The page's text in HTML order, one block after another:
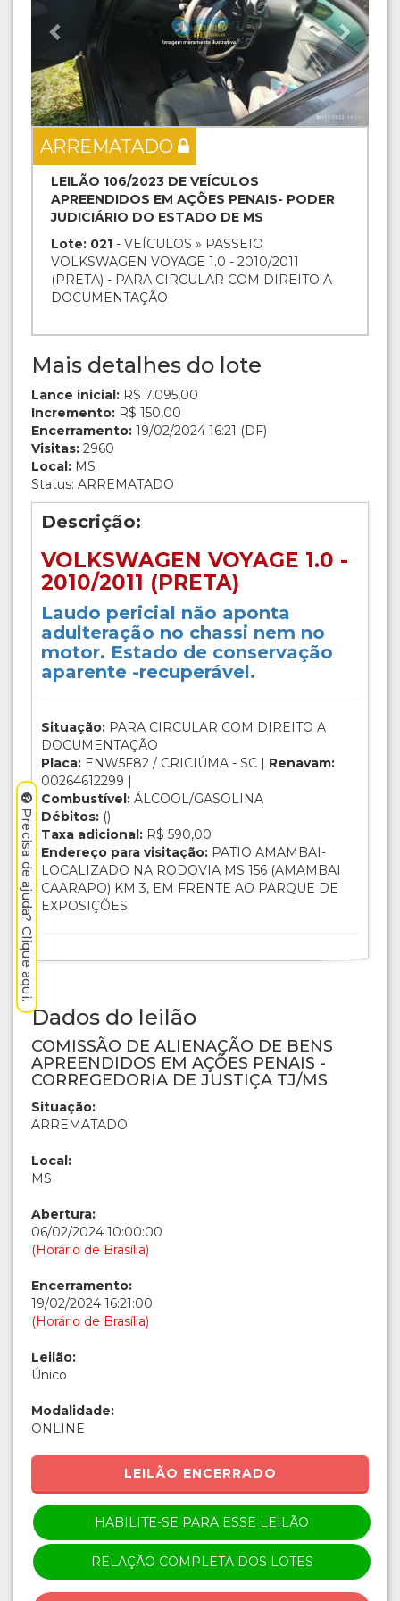
ARREMATADO
LEILÃO 106/2023 DE VEÍCULOS
APREENDIDOS EM AÇÕES PENAIS- PODER
JUDICIÁRIO DO ESTADO DE MS
Lote: 021 - VEÍCULOS » PASSEIO
VOLKSWAGEN VOYAGE 1.0 - 2010/2011
(PRETA) - PARA CIRCULAR COM DIREITO A
DOCUMENTAÇÃO
Mais detalhes do lote
Lance inicial: R$ 7.095,00
Incremento: R$ 150,00
Encerramento: 19/02/2024 16:21 (DF)
Visitas: 2960
Local: MS
Status: ARREMATADO
Descrição:
VOLKSWAGEN VOYAGE 1.0 -
2010/2011 (PRETA)
Laudo pericial não aponta
adulteração no chassi nem no
motor. Estado de conservação
aparente -recuperável.
Situação: PARA CIRCULAR COM DIREITO A
DOCUMENTAÇÃO
Placa: ENW5F82 / CRICIÚMA - SC | Renavam:
00264612299 |
Combustível: ÁLCOOL/GASOLINA
Débitos: ()
Taxa adicional: R$ 590,00
Endereço para visitação: PATIO AMAMBAI-
LOCALIZADO NA RODOVIA MS 156 (AMAMBAI
CAARAPO) KM 3, EM FRENTE AO PARQUE DE
EXPOSIÇÕES
Dados do leilão
COMISSÃO DE ALIENAÇÃO DE BENS
APREENDIDOS EM AÇÕES PENAIS -
CORREGEDORIA DE JUSTIÇA TJ/MS
Situação:
ARREMATADO
Local:
MS
Abertura:
06/02/2024 10:00:00
(Horário de Brasília)
Encerramento:
19/02/2024 16:21:00
(Horário de Brasília)
Leilão:
Único
Modalidade:
ONLINE
LEILÃO ENCERRADO
HABILITE-SE PARA ESSE LEILÃO
RELAÇÃO COMPLETA DOS LOTES
Precisa de ajuda? Clique aqui.